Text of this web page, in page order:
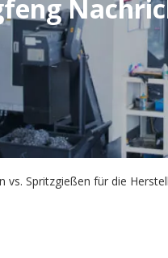
vs. Spritzgießen für die